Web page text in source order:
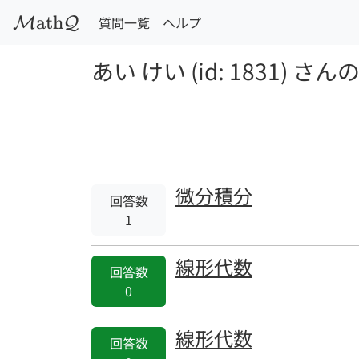
MathQ 質問一覧 ヘルプ
あい けい (id: 1831) さん
回答数
1
微分積分
回答数
0
線形代数
回答数
線形代数